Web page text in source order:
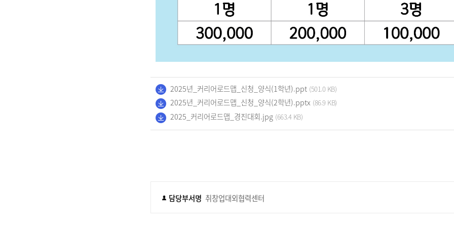
2025년_커리어로드맵_신청_양식(1학년).ppt (501.0 KB)
2025년_커리어로드맵_신청_양식(2학년).pptx (86.9 KB)
2025_커리어로드맵_경진대회.jpg (663.4 KB)
담당부서명 취창업대외협력센터